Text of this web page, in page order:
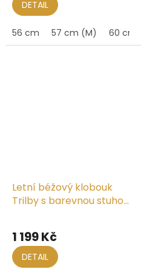
DETAIL
56 cm 57 cm (M) 60 cm
Letní béžový klobouk
Trilby s barevnou stuhou
1 199 Kč
DETAIL